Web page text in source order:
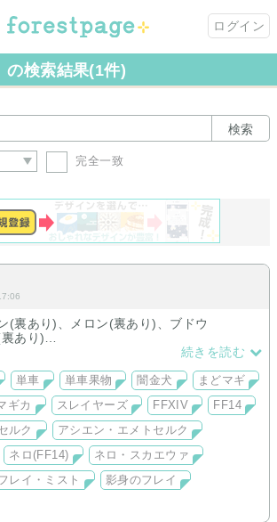
ログイン
の検索結果(1件)
検索
完全一致
(裏あり)、メロン(裏あり)、ブドウ
あり)
り)、エメトセルク/ハーデス、ネロさン(裏
あり)
続きを読む
単車 単車果物 闇金犬
まどマギ
ギカ
スレイヤーズ FFXIV
FF14
ルク
アシエン・エメトセルク
ネロ(FF14)
ネロ・スカエウァ
レイ・ミスト
影身のフレイ